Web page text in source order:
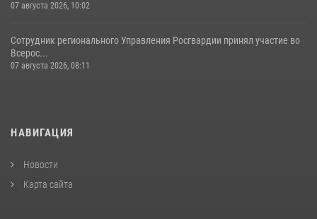
07 августа 2026, 10:02
Сотрудник регионального Управления Росгвардии принял участие во
Всерос...
07 августа 2026, 08:11
НАВИГАЦИЯ
Новости
Карта сайта